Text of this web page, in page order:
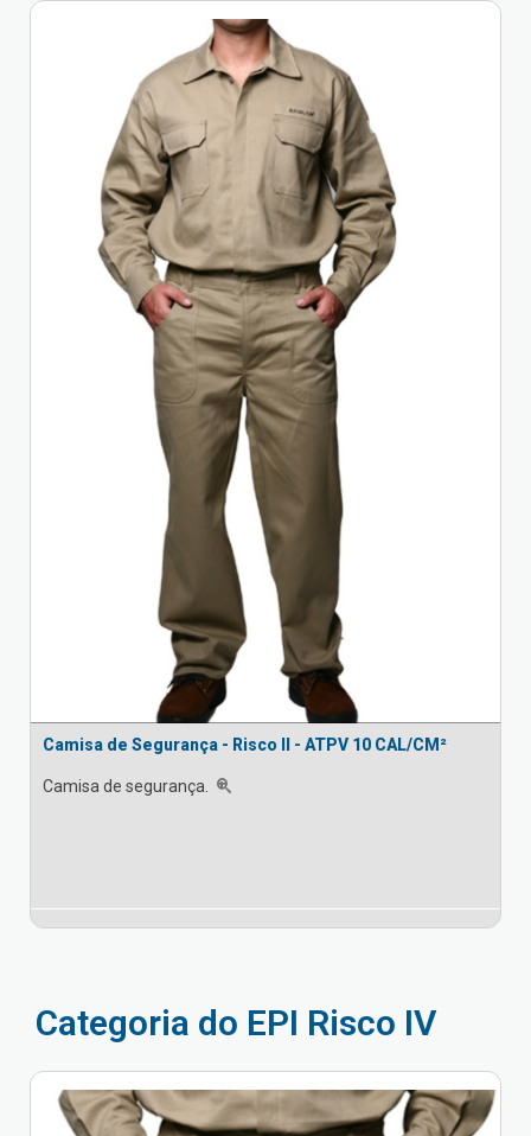
Camisa de Segurança - Risco II - ATPV 10 CAL/CM²
Camisa de segurança.
Categoria do EPI Risco IV